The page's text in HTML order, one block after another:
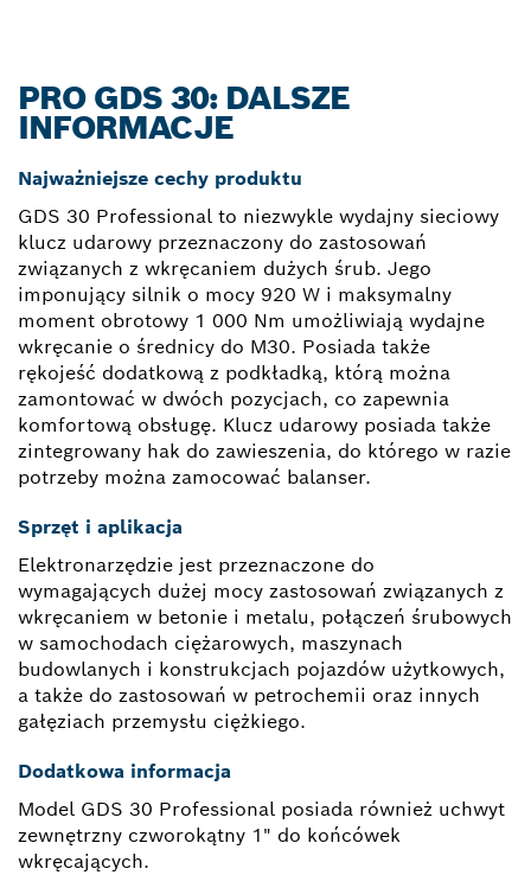
PRO GDS 30: DALSZE
INFORMACJE
Najważniejsze cechy produktu
GDS 30 Professional to niezwykle wydajny sieciowy
klucz udarowy przeznaczony do zastosowań
związanych z wkręcaniem dużych śrub. Jego
imponujący silnik o mocy 920 W i maksymalny
moment obrotowy 1 000 Nm umożliwiają wydajne
wkręcanie o średnicy do M30. Posiada także
rękojeść dodatkową z podkładką, którą można
zamontować w dwóch pozycjach, co zapewnia
komfortową obsługę. Klucz udarowy posiada także
zintegrowany hak do zawieszenia, do którego w razie
potrzeby można zamocować balanser.
Sprzęt i aplikacja
Elektronarzędzie jest przeznaczone do
wymagających dużej mocy zastosowań związanych z
wkręcaniem w betonie i metalu, połączeń śrubowych
w samochodach ciężarowych, maszynach
budowlanych i konstrukcjach pojazdów użytkowych,
a także do zastosowań w petrochemii oraz innych
gałęziach przemysłu ciężkiego.
Dodatkowa informacja
Model GDS 30 Professional posiada również uchwyt
zewnętrzny czworokątny 1" do końcówek
wkręcających.